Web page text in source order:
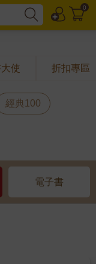
0
使 折扣專區
經典100
電子書